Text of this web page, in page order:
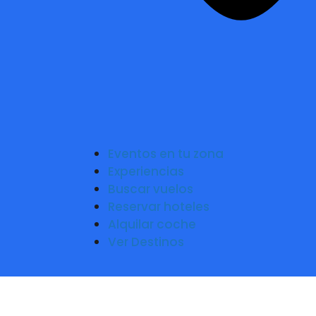
Eventos en tu zona
Experiencias
Buscar vuelos
Reservar hoteles
Alquilar coche
Ver Destinos